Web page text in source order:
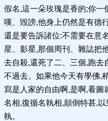
假名,這一朵玫瑰是香的;你一
嘆、毀謗,他身上仍然是有德
還是要告訴諸位:不需要在意
星、影星,那個周刊、雜誌把
去自殺,還死了二、三個,跑去
不過去。如果他今天有學佛,
寫是人家的自由啊,是啊,看圖
名相,復循名執相,顛倒特甚,
執。